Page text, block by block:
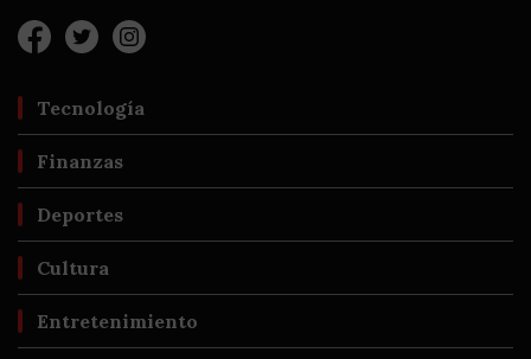
Tecnología
Finanzas
Deportes
Cultura
Entretenimiento